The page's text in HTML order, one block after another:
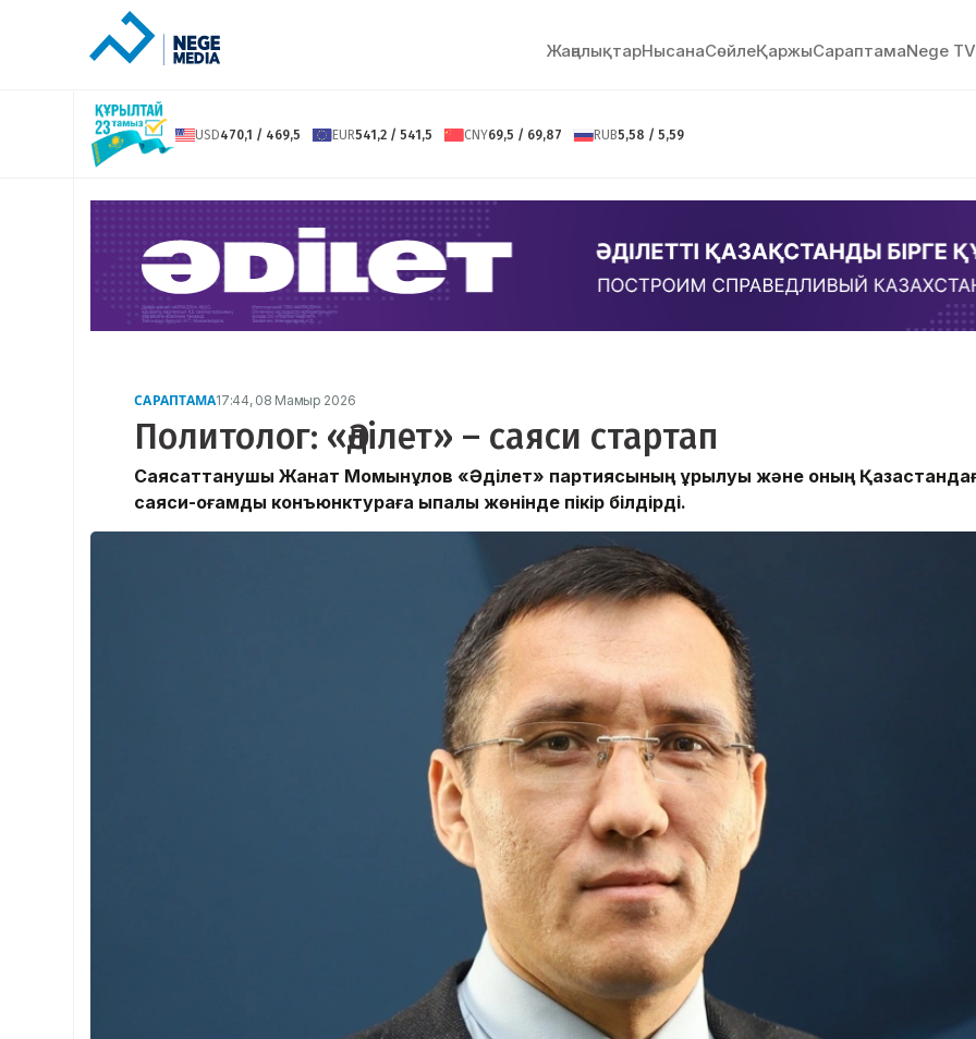
ЖаңалықтарНысанаСөйлeҚаржыСараптамаNege TV
USD470,1 / 469,5 EUR541,2 / 541,5 CNY69,5 / 69,87 RUB5,58 / 5,59
САРАПТАМА17:44, 08 Мамыр 2026
Политолог: «Әділет» – саяси стартап
Саясаттанушы Жанат Момынқұлов «Әділет» партиясының құрылуы және оның
саяси-қоғамдық конъюнктураға ықпалы жөнінде пікір білдірді.